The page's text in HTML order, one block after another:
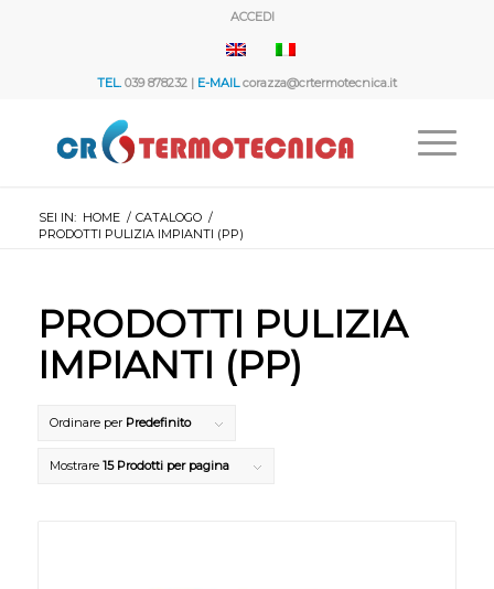
ACCEDI
TEL.039 878232 | E-MAILcorazza@crtermotecnica.it
SEI IN: HOME / CATALOGO /
PRODOTTI PULIZIA IMPIANTI (PP)
PRODOTTI PULIZIA
IMPIANTI (PP)
Ordinare per Predefinito
Mostrare 15 Prodotti per pagina